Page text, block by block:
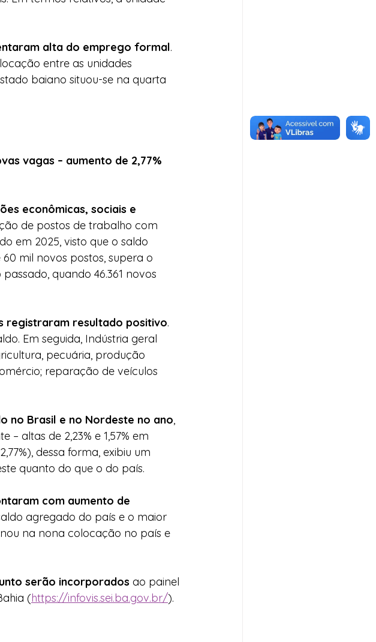
alta do emprego formal.
entre as unidades
baiano situou-se na quarta
vagas – aumento de 2,77%
econômicas, sociais e
de postos de trabalho com
em 2025, visto que o saldo
mil novos postos, supera o
quando 46.361 novos
registraram resultado positivo.
Em seguida, Indústria geral
pecuária, produção
reparação de veículos
no Brasil e no Nordeste no ano,
– altas de 2,23% e 1,57% em
dessa forma, exibiu um
quanto do que o do país.
com aumento de
agregado do país e o maior
na nona colocação no país e
serão incorporados ao painel
(https://infovis.sei.ba.gov.br/).